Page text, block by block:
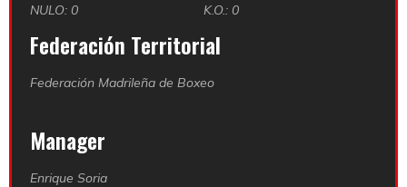
NULO: 0
K.O.: 0
Federación Territorial
Federación Madrileña de Boxeo
Manager
Enrique Soria